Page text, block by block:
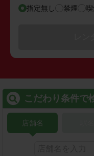
指定無し 禁煙
こだわり条件で
店舗名